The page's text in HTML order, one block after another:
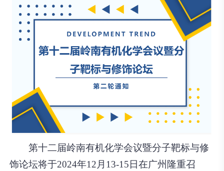
第十二届岭南有机化学会议暨分子靶标与修
饰论坛将于2024年12月13-15日在广州 隆重召